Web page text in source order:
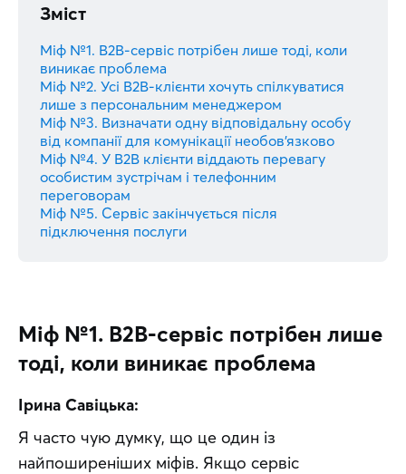
Зміст
Міф №1. B2B-сервіс потрібен лише тоді, коли
виникає проблема
Міф №2. Усі B2B-клієнти хочуть спілкуватися
лише з персональним менеджером
Міф №3. Визначати одну відповідальну особу
від компанії для комунікації необов’язково
Міф №4. У B2B клієнти віддають перевагу
особистим зустрічам і телефонним
переговорам
Міф №5. Сервіс закінчується після
підключення послуги
Міф №1. B2B-сервіс потрібен лише
тоді, коли виникає проблема
Ірина Савіцька:
Я часто чую думку, що це один із
найпоширеніших міфів. Якщо сервіс